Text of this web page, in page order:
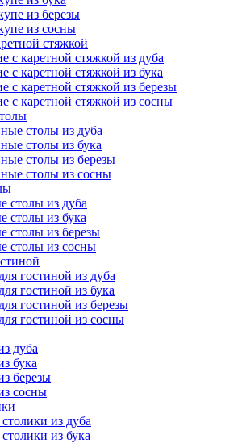
из березы
из сосны
стяжкой
с каретной стяжкой из дуба
с каретной стяжкой из бука
с каретной стяжкой из березы
с каретной стяжкой из сосны
столы из дуба
столы из бука
столы из березы
столы из сосны
столы из дуба
столы из бука
столы из березы
столы из сосны
гостиной из дуба
гостиной из бука
гостиной из березы
гостиной из сосны
дуба
бука
березы
сосны
из дуба
из бука